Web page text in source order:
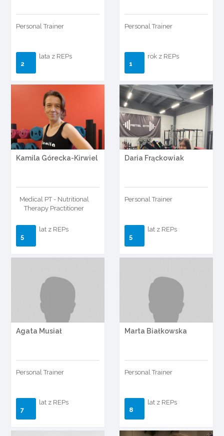
Personal Trainer
2
lata z REPs
Personal Trainer
1
rok z REPs
Kamila Górecka-Kirwiel
Medical PT - Nutritional
Therapy Practitioner
5
lat z REPs
Daria Frąckowiak
Personal Trainer
5
lat z REPs
Agata Musiał
Personal Trainer
7
lat z REPs
Marta Białkowska
Personal Trainer
8
lat z REPs